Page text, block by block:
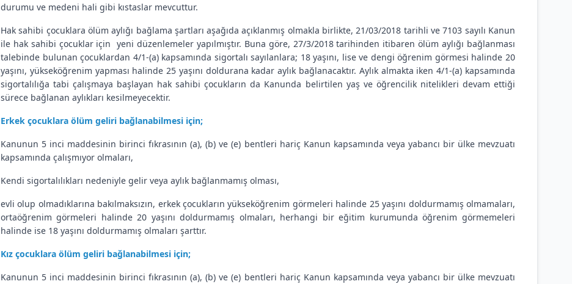
durumu ve medeni hali gibi kıstaslar mevcuttur.
Hak sahibi çocuklara ölüm aylığı bağlama şartları aşağıda açıklanmış olmakla birlikte, 21/03/2018 tarihli ve 7103 sayılı Kanun
ile hak sahibi çocuklar için yeni düzenlemeler yapılmıştır. Buna göre, 27/3/2018 tarihinden itibaren ölüm aylığı bağlanması
talebinde bulunan çocuklardan 4/1-(a) kapsamında sigortalı sayılanlara; 18 yaşını, lise ve dengi öğrenim görmesi halinde 20
yaşını, yükseköğrenim yapması halinde 25 yaşını doldurana kadar aylık bağlanacaktır. Aylık almakta iken 4/1-(a) kapsamında
sigortalılığa tabi çalışmaya başlayan hak sahibi çocukların da Kanunda belirtilen yaş ve öğrencilik nitelikleri devam ettiği
sürece bağlanan aylıkları kesilmeyecektir.
Erkek çocuklara ölüm geliri bağlanabilmesi için;
Kanunun 5 inci maddesinin birinci fıkrasının (a), (b) ve (e) bentleri hariç Kanun kapsamında veya yabancı bir ülke mevzuatı
kapsamında çalışmıyor olmaları,
Kendi sigortalılıkları nedeniyle gelir veya aylık bağlanmamış olması,
evli olup olmadıklarına bakılmaksızın, erkek çocukların yükseköğrenim görmeleri halinde 25 yaşını doldurmamış olmamaları,
ortaöğrenim görmeleri halinde 20 yaşını doldurmamış olmaları, herhangi bir eğitim kurumunda öğrenim görmemeleri
halinde ise 18 yaşını doldurmamış olmaları şarttır.
Kız çocuklara ölüm geliri bağlanabilmesi için;
Kanunun 5 inci maddesinin birinci fıkrasının (a), (b) ve (e) bentleri hariç Kanun kapsamında veya yabancı bir ülke mevzuatı